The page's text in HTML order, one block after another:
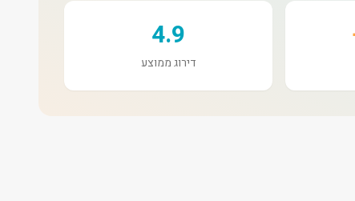
4.9
דירוג ממוצע